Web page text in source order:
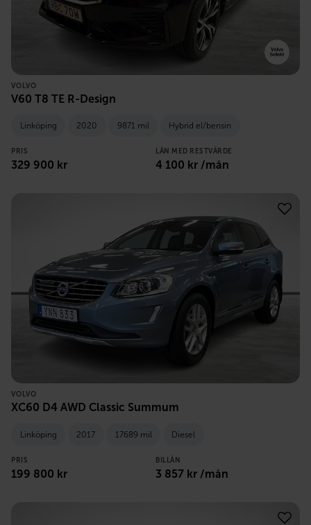
VOLVO
V60 T8 TE R-Design
Linköping 2020 9871 mil Hybrid el/bensin
PRIS
329 900 kr
LÅN MED RESTVÄRDE
4 100 kr /mån
VOLVO
XC60 D4 AWD Classic Summum
Linköping 2017 17689 mil Diesel
PRIS
199 800 kr
BILLÅN
3 857 kr /mån